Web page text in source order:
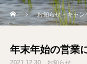
お知らせ・キャン
年末年始の営業
2021.12.30 お知らせ